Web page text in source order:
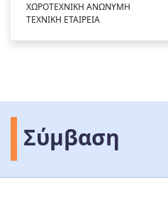
ΧΩΡΟΤΕΧΝΙΚΗ ΑΝΩΝΥΜΗ
ΤΕΧΝΙΚΗ ΕΤΑΙΡΕΙΑ
Σύμβαση